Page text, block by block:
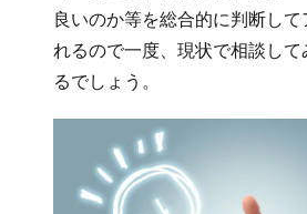
良いのか等を総合的に判断して
れるので一度、現状で相談して
るでしょう。